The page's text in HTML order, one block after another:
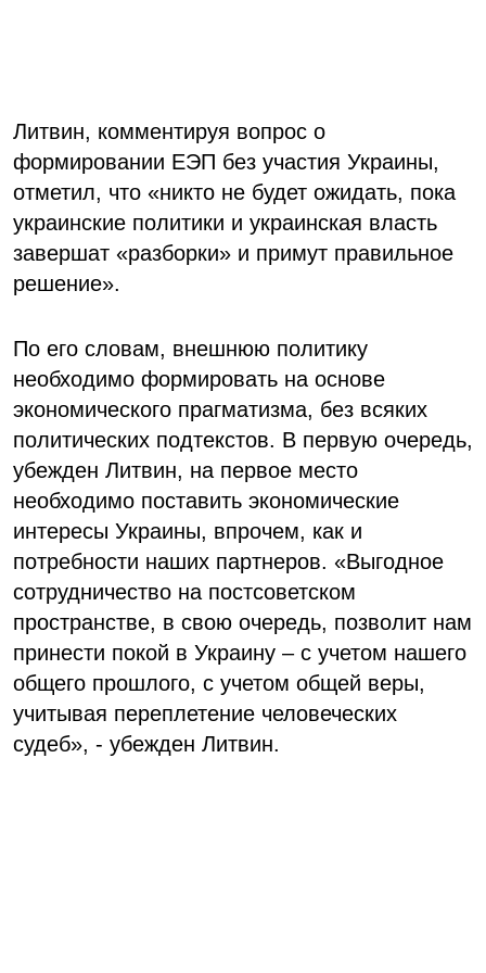
Литвин, комментируя вопрос о
формировании ЕЭП без участия Украины,
отметил, что «никто не будет ожидать, пока
украинские политики и украинская власть
завершат «разборки» и примут правильное
решение».
По его словам, внешнюю политику
необходимо формировать на основе
экономического прагматизма, без всяких
политических подтекстов. В первую очередь,
убежден Литвин, на первое место
необходимо поставить экономические
интересы Украины, впрочем, как и
потребности наших партнеров. «Выгодное
сотрудничество на постсоветском
пространстве, в свою очередь, позволит нам
принести покой в Украину – с учетом нашего
общего прошлого, с учетом общей веры,
учитывая переплетение человеческих
судеб», - убежден Литвин.